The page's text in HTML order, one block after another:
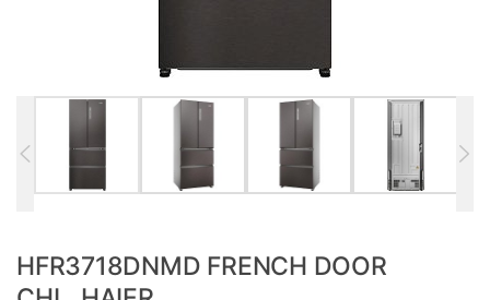
HFR3718DNMD FRENCH DOOR